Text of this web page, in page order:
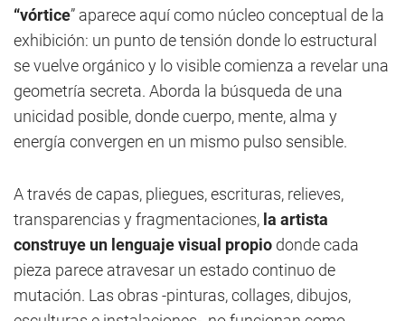
“vórtice” aparece aquí como núcleo conceptual de la
exhibición: un punto de tensión donde lo estructural
se vuelve orgánico y lo visible comienza a revelar una
geometría secreta. Aborda la búsqueda de una
unicidad posible, donde cuerpo, mente, alma y
energía convergen en un mismo pulso sensible.
A través de capas, pliegues, escrituras, relieves,
transparencias y fragmentaciones, la artista
construye un lenguaje visual propio donde cada
pieza parece atravesar un estado continuo de
mutación. Las obras -pinturas, collages, dibujos,